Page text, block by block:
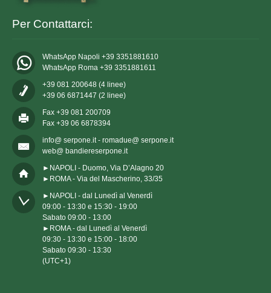
Per Contattarci:
WhatsApp Napoli +39 3351881610
WhatsApp Roma +39 3351881611
+39 081 200648 (4 linee)
+39 06 6871447 (2 linee)
Fax +39 081 200709
Fax +39 06 6878394
info@ serpone.it - romadue@ serpone.it
web@ bandiereserpone.it
►NAPOLI - Duomo, Via D’Alagno 20
►ROMA - Via del Mascherino, 33/35
►NAPOLI - dal Lunedì al Venerdì
09:00 - 13:30 e 15:30 - 19:00
Sabato 09:00 - 13:00
►ROMA - dal Lunedì al Venerdì
09:30 - 13:30 e 15:00 - 18:00
Sabato 09:30 - 13:30
(UTC+1)